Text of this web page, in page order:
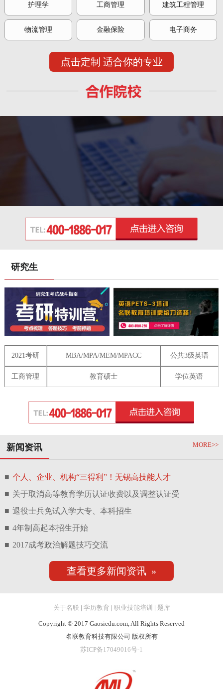
护理学 工商管理 建筑工程管理
物流管理 金融保险 电子商务
点击定制 适合你的专业
研究生
2021考研 MBA/MPA/MEM/MPACC 公共3级英语
工商管理 教育硕士 学位英语
新闻资讯 MORE>>
■ 个人、企业、机构“三得利”！无锡高技能人才
■ 关于取消高等教育学历认证收费以及调整认证受
■ 退役士兵免试入学大专、本科招生
■ 4年制高起本招生开始
■ 2017成考政治解题技巧交流
查看更多新闻资讯 »
关于名联 | 学历教育| 职业技能培训 | 题库
Copyright © 2017 Gaosiedu.com, All Rights Reserved
名联教育科技有限公司 版权所有
苏ICP备17049016号-1